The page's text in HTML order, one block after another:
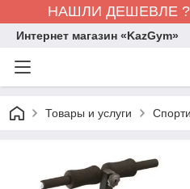
НАШЛИ ДЕШЕВЛЕ
Интернет магазин «KazGym»
Товары и услуги